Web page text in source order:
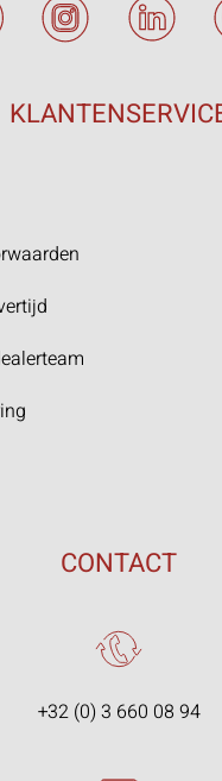
CONTACT
+32 (0) 3 660 08 94